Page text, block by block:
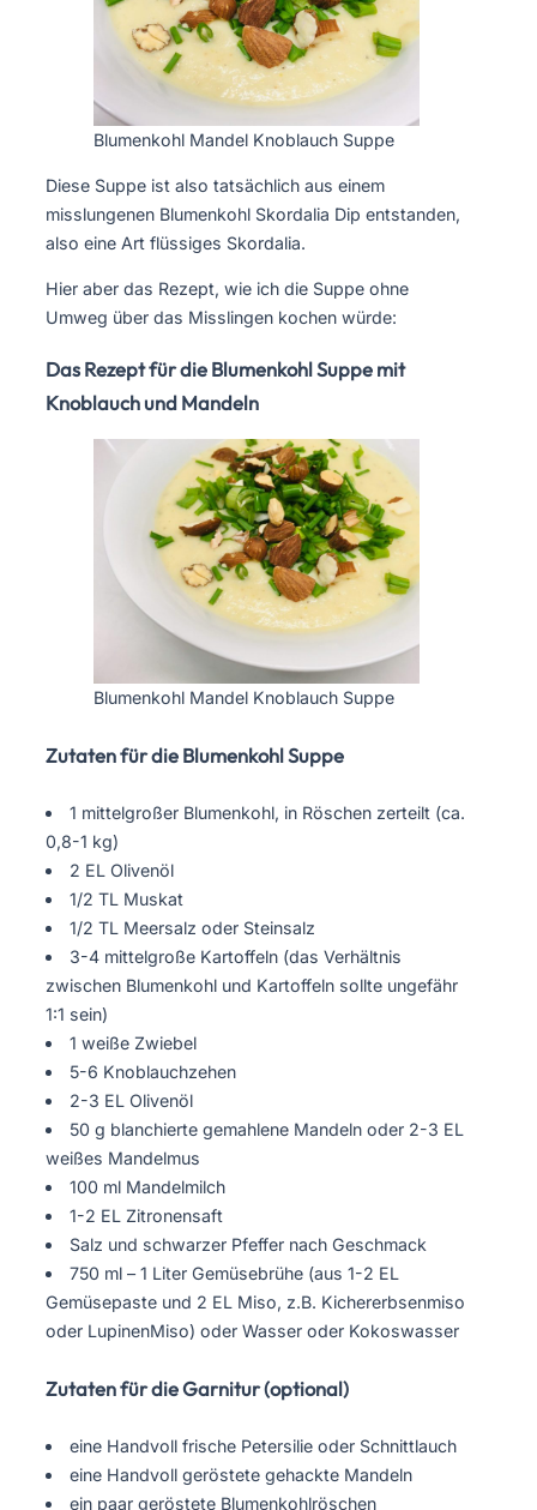
Blumenkohl Mandel Knoblauch Suppe
Diese Suppe ist also tatsächlich aus einem
misslungenen Blumenkohl Skordalia Dip entstanden,
also eine Art flüssiges Skordalia.
Hier aber das Rezept, wie ich die Suppe ohne
Umweg über das Misslingen kochen würde:
Das Rezept für die Blumenkohl Suppe mit
Knoblauch und Mandeln
Blumenkohl Mandel Knoblauch Suppe
Zutaten für die Blumenkohl Suppe
1 mittelgroßer Blumenkohl, in Röschen zerteilt (ca.
0,8-1 kg)
2 EL Olivenöl
1/2 TL Muskat
1/2 TL Meersalz oder Steinsalz
3-4 mittelgroße Kartoffeln (das Verhältnis
zwischen Blumenkohl und Kartoffeln sollte ungefähr
1:1 sein)
1 weiße Zwiebel
5-6 Knoblauchzehen
2-3 EL Olivenöl
50 g blanchierte gemahlene Mandeln oder 2-3 EL
weißes Mandelmus
100 ml Mandelmilch
1-2 EL Zitronensaft
Salz und schwarzer Pfeffer nach Geschmack
750 ml – 1 Liter Gemüsebrühe (aus 1-2 EL
Gemüsepaste und 2 EL Miso, z.B. Kichererbsenmiso
oder LupinenMiso) oder Wasser oder Kokoswasser
Zutaten für die Garnitur (optional)
eine Handvoll frische Petersilie oder Schnittlauch
eine Handvoll geröstete gehackte Mandeln
ein paar geröstete Blumenkohlröschen